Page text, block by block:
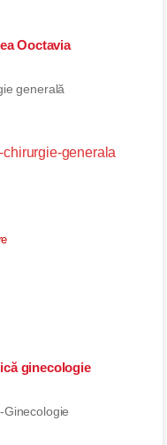
Ooctavia
generală
ginecologie
Ginecologie